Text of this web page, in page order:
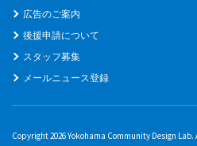
広告のご案内
後援申請について
スタッフ募集
メールニュース登録
Copyright 2026 Yokohama Community Design